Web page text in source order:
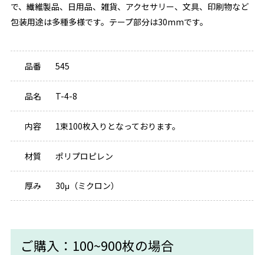
で、繊維製品、日用品、雑貨、アクセサリー、文具、印刷物など
包装用途は多種多様です。テープ部分は30mmです。
品番 545
品名 T-4-8
内容 1束100枚入りとなっております。
材質 ポリプロピレン
厚み 30μ（ミクロン）
ご購入：100~900枚の場合